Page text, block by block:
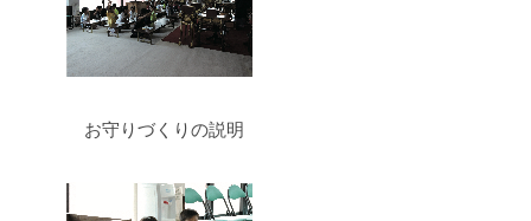
お守りづくりの説明